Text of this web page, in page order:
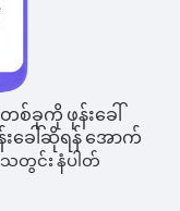
စ်ခုကို ဖုန်းခေါ်
းခေါ်ဆိုရန် အောက်
တွင်း နံပါတ်